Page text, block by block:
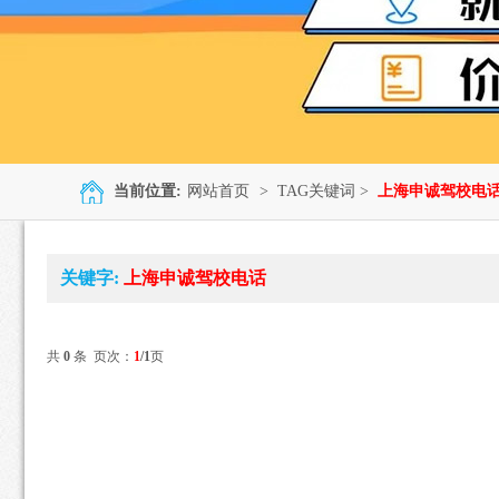
当前位置: 网站首页 > TAG关键词 > 上海申诚驾校电
关键字: 上海申诚驾校电话
共 0条 页次： 1/1页